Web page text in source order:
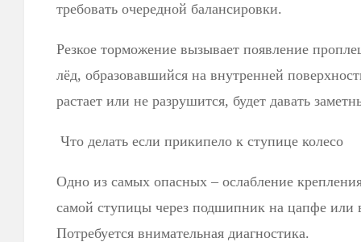
требовать очередной балансировки.
Резкое торможение вызывает появление
лёд, образовавшийся на внутренней
растает или не разрушится, будет давать
Что делать если прикипело к ступице колесо
Одно из самых опасных – ослабление
самой ступицы через подшипник на цапфе или
Потребуется внимательная диагностика.